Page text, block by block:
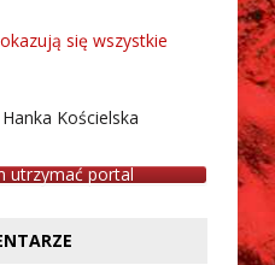
się wszystkie
Kościelska
utrzymać portal